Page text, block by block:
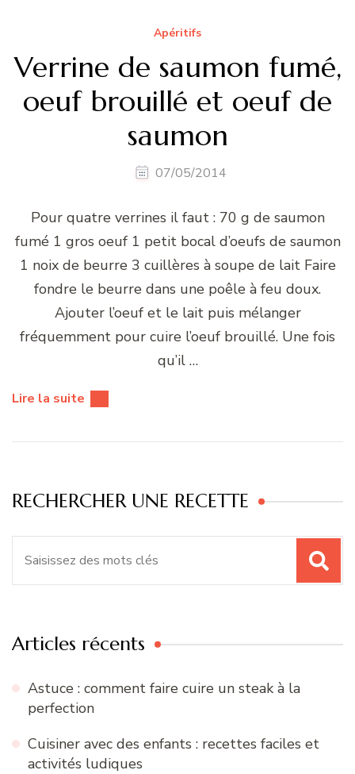
Apéritifs
Verrine de saumon fumé,
oeuf brouillé et oeuf de
saumon
07/05/2014
Pour quatre verrines il faut : 70 g de saumon
fumé 1 gros oeuf 1 petit bocal d’oeufs de saumon
1 noix de beurre 3 cuillères à soupe de lait Faire
fondre le beurre dans une poêle à feu doux.
Ajouter l’oeuf et le lait puis mélanger
fréquemment pour cuire l’oeuf brouillé. Une fois
qu’il …
Lire la suite
RECHERCHER UNE RECETTE
Articles récents
Astuce : comment faire cuire un steak à la
perfection
Cuisiner avec des enfants : recettes faciles et
activités ludiques